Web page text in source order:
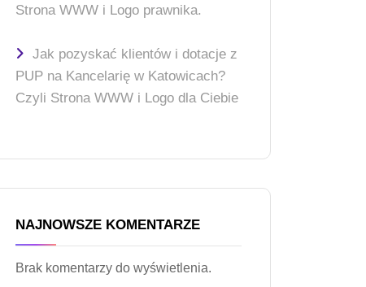
Strona WWW i Logo prawnika.
Jak pozyskać klientów i dotacje z
PUP na Kancelarię w Katowicach?
Czyli Strona WWW i Logo dla Ciebie
NAJNOWSZE KOMENTARZE
Brak komentarzy do wyświetlenia.